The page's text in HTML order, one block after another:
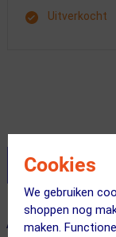
Cookies
We gebruiken
shoppen nog
maken.
Uitverkocht
Stel je
ALTERNATIEVE